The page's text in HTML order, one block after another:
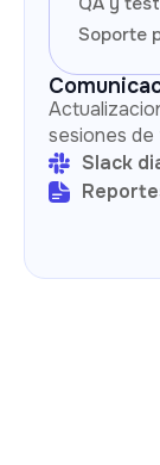
Soporte
sesiones
Slack